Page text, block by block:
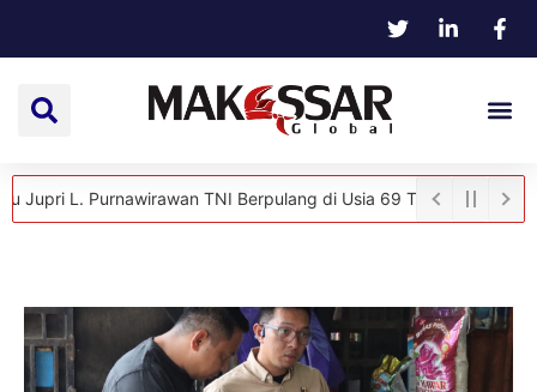
Purnawirawan TNI Berpulang di Usia 69 Tahun Hangat dan